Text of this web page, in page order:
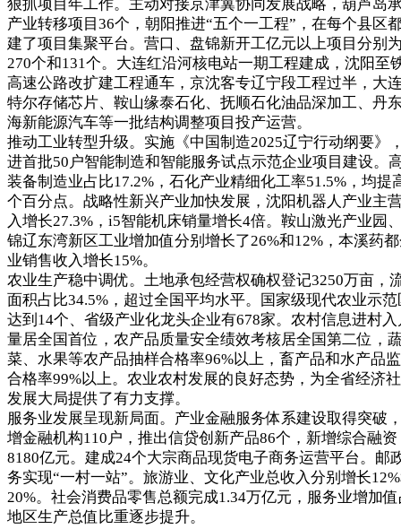
狠抓项目年工作。主动对接京津冀协同发展战略，葫芦岛
产业转移项目36个，朝阳推进“五个一工程”，在每个县区
建了项目集聚平台。营口、盘锦新开工亿元以上项目分别
270个和131个。大连红沿河核电站一期工程建成，沈阳至
高速公路改扩建工程通车，京沈客专辽宁段工程过半，大
特尔存储芯片、鞍山缘泰石化、抚顺石化油品深加工、丹
海新能源汽车等一批结构调整项目投产运营。
推动工业转型升级。实施《中国制造2025辽宁行动纲要》
进首批50户智能制造和智能服务试点示范企业项目建设。
装备制造业占比17.2%，石化产业精细化工率51.5%，均提
个百分点。战略性新兴产业加快发展，沈阳机器人产业主
入增长27.3%，i5智能机床销量增长4倍。鞍山激光产业园
锦辽东湾新区工业增加值分别增长了26%和12%，本溪药
业销售收入增长15%。
农业生产稳中调优。土地承包经营权确权登记3250万亩，
面积占比34.5%，超过全国平均水平。国家级现代农业示范
达到14个、省级产业化龙头企业有678家。农村信息进村入
量居全国首位，农产品质量安全绩效考核居全国第二位，
菜、水果等农产品抽样合格率96%以上，畜产品和水产品
合格率99%以上。农业农村发展的良好态势，为全省经济
发展大局提供了有力支撑。
服务业发展呈现新局面。产业金融服务体系建设取得突破
增金融机构110户，推出信贷创新产品86个，新增综合融资
8180亿元。建成24个大宗商品现货电子商务运营平台。邮
务实现“一村一站”。旅游业、文化产业总收入分别增长
20%。社会消费品零售总额完成1.34万亿元，服务业增加
地区生产总值比重逐步提升。